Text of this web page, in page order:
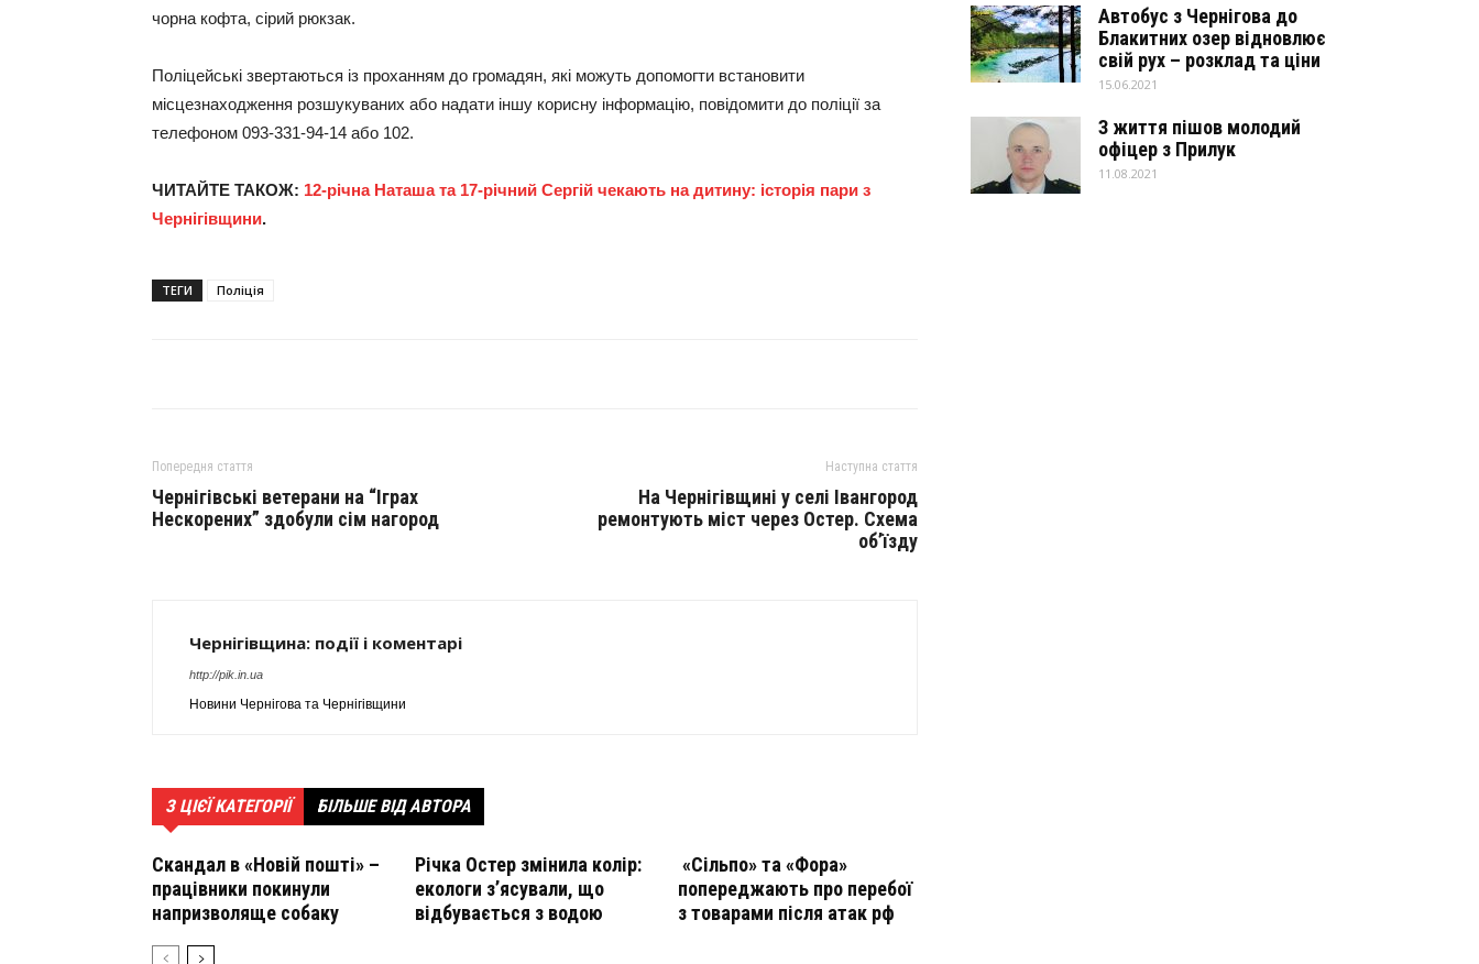
чорна кофта, сірий рюкзак.
Поліцейські звертаються із проханням до громадян, які можуть допомогти встановити
місцезнаходження розшукуваних або надати іншу корисну інформацію, повідомити до поліції за
телефоном 093-331-94-14 або 102.
ЧИТАЙТЕ ТАКОЖ: 12-річна Наташа та 17-річний Сергій чекають на дитину: історія пари з
Чернігівщини.
ТЕГИ Поліція
Попередня стаття
Чернігівські ветерани на “Іграх
Нескорених” здобули сім нагород
Наступна стаття
На Чернігівщині у селі Івангород
ремонтують міст через Остер. Схема
об’їзду
Чернігівщина: події і коментарі
http://pik.in.ua
Новини Чернігова та Чернігівщини
З ЦІЄЇ КАТЕГОРІЇ БІЛЬШЕ ВІД АВТОРА
Скандал в «Новій пошті» –
працівники покинули
напризволяще собаку
Річка Остер змінила колір:
екологи з’ясували, що
відбувається з водою
«Сільпо» та «Фора»
попереджають про перебої
з товарами після атак рф
Автобус з Чернігова до
Блакитних озер відновлює
свій рух – розклад та ціни
15.06.2021
З життя пішов молодий
офіцер з Прилук
11.08.2021